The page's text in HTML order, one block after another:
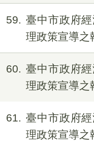
59
臺中市政府
理政策宣導之
60
臺中市政府
理政策宣導之
61
臺中市政府
理政策宣導之